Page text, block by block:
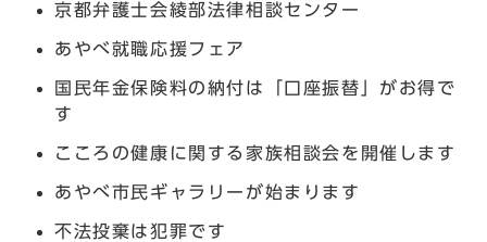
京都弁護士会綾部法律相談センター
あやべ就職応援フェア
国民年金保険料の納付は「口座振替」がお得で
す
こころの健康に関する家族相談会を開催します
あやべ市民ギャラリーが始まります
不法投棄は犯罪です